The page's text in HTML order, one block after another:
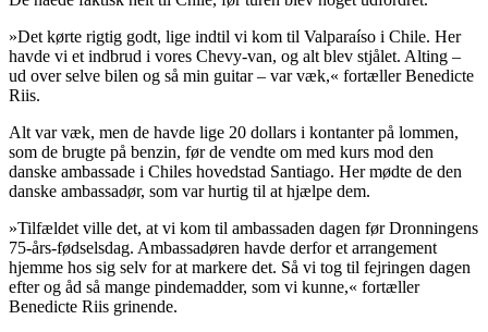
»Det kørte rigtig godt, lige indtil vi kom til Valparaíso i Chile. Her
havde vi et indbrud i vores Chevy-van, og alt blev stjålet. Alting –
ud over selve bilen og så min guitar – var væk,« fortæller Benedicte
Riis.
Alt var væk, men de havde lige 20 dollars i kontanter på lommen,
som de brugte på benzin, før de vendte om med kurs mod den
danske ambassade i Chiles hovedstad Santiago. Her mødte de den
danske ambassadør, som var hurtig til at hjælpe dem.
»Tilfældet ville det, at vi kom til ambassaden dagen før Dronningens
75-års-fødselsdag. Ambassadøren havde derfor et arrangement
hjemme hos sig selv for at markere det. Så vi tog til fejringen dagen
efter og åd så mange pindemadder, som vi kunne,« fortæller
Benedicte Riis grinende.